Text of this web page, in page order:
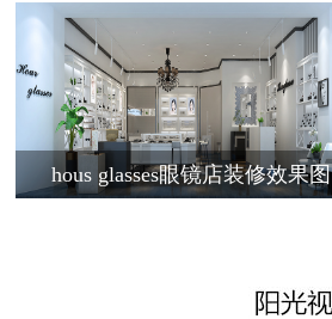
hous glasses眼镜店装修效果图